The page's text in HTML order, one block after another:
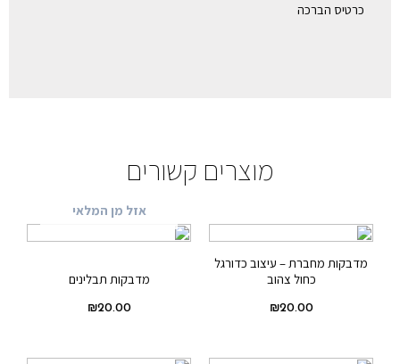
כרטיס הברכה
מוצרים קשורים
מדבקות מחברת – עיצוב כדורגל
כחול צהוב
₪20.00
אזל מן המלאי
מדבקות תבלינים
₪20.00